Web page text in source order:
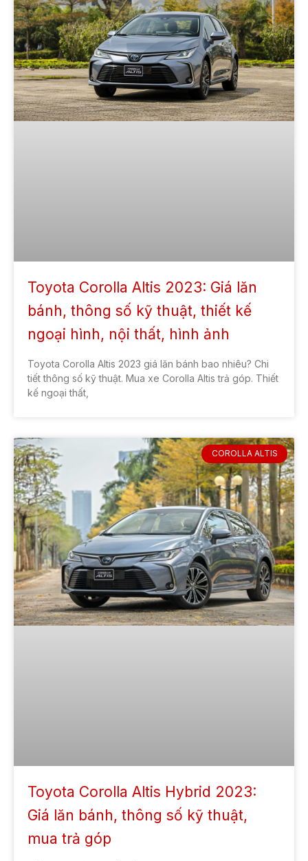
Toyota Corolla Altis 2023: Giá lăn
bánh, thông số kỹ thuật, thiết kế
ngoại hình, nội thất, hình ảnh
Toyota Corolla Altis 2023 giá lăn bánh bao nhiêu? Chi
tiết thông số kỹ thuật. Mua xe Corolla Altis trả góp. Thiết
kế ngoại thất,
COROLLA ALTIS
Toyota Corolla Altis Hybrid 2023:
Giá lăn bánh, thông số kỹ thuật,
mua trả góp